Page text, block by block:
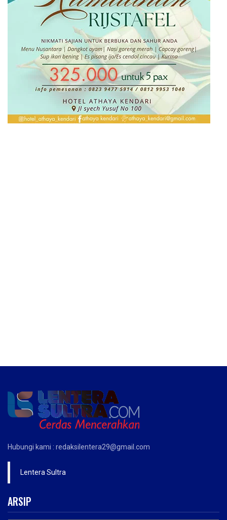
Hubungi kami : redaksilentera29@gmail.com
Lentera Sultra
ARSIP